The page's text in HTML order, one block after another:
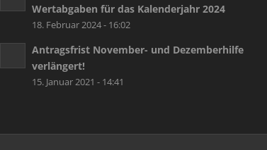
Wertabgaben für das Kalenderjahr 2024
18. Februar 2024 - 16:02
Antragsfrist November- und Dezemberhilfe
verlängert!
15. Januar 2021 - 14:41